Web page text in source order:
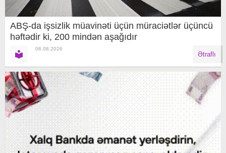
ABŞ-da işsizlik müavinəti üçün müraciətlər üçüncü
həftədir ki, 200 mindən aşağıdır
06.08.2026
Ətraflı